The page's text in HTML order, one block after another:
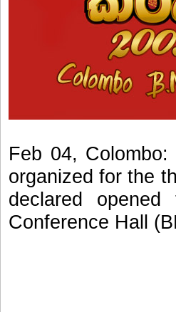
Feb 04,
organized for the
declared
Conference Hall